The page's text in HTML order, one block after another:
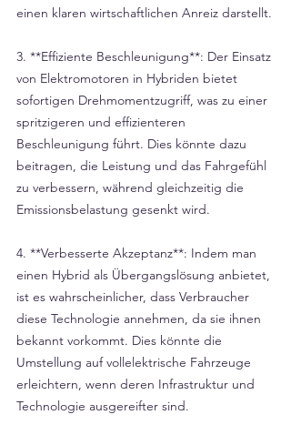
einen klaren wirtschaftlichen Anreiz darstellt.
3. **Effiziente Beschleunigung**: Der Einsatz
von Elektromotoren in Hybriden bietet
sofortigen Drehmomentzugriff, was zu einer
spritzigeren und effizienteren
Beschleunigung führt. Dies könnte dazu
beitragen, die Leistung und das Fahrgefühl
zu verbessern, während gleichzeitig die
Emissionsbelastung gesenkt wird.
4. **Verbesserte Akzeptanz**: Indem man
einen Hybrid als Übergangslösung anbietet,
ist es wahrscheinlicher, dass Verbraucher
diese Technologie annehmen, da sie ihnen
bekannt vorkommt. Dies könnte die
Umstellung auf vollelektrische Fahrzeuge
erleichtern, wenn deren Infrastruktur und
Technologie ausgereifter sind.